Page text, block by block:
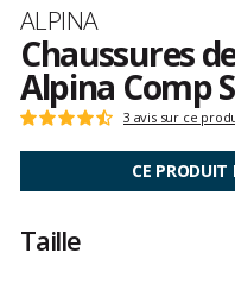
Marque
ALPINA
Chaussures
Alpina Comp
Les
Note
:
sur
3 avis sur ce
CE PRODUIT
Taille